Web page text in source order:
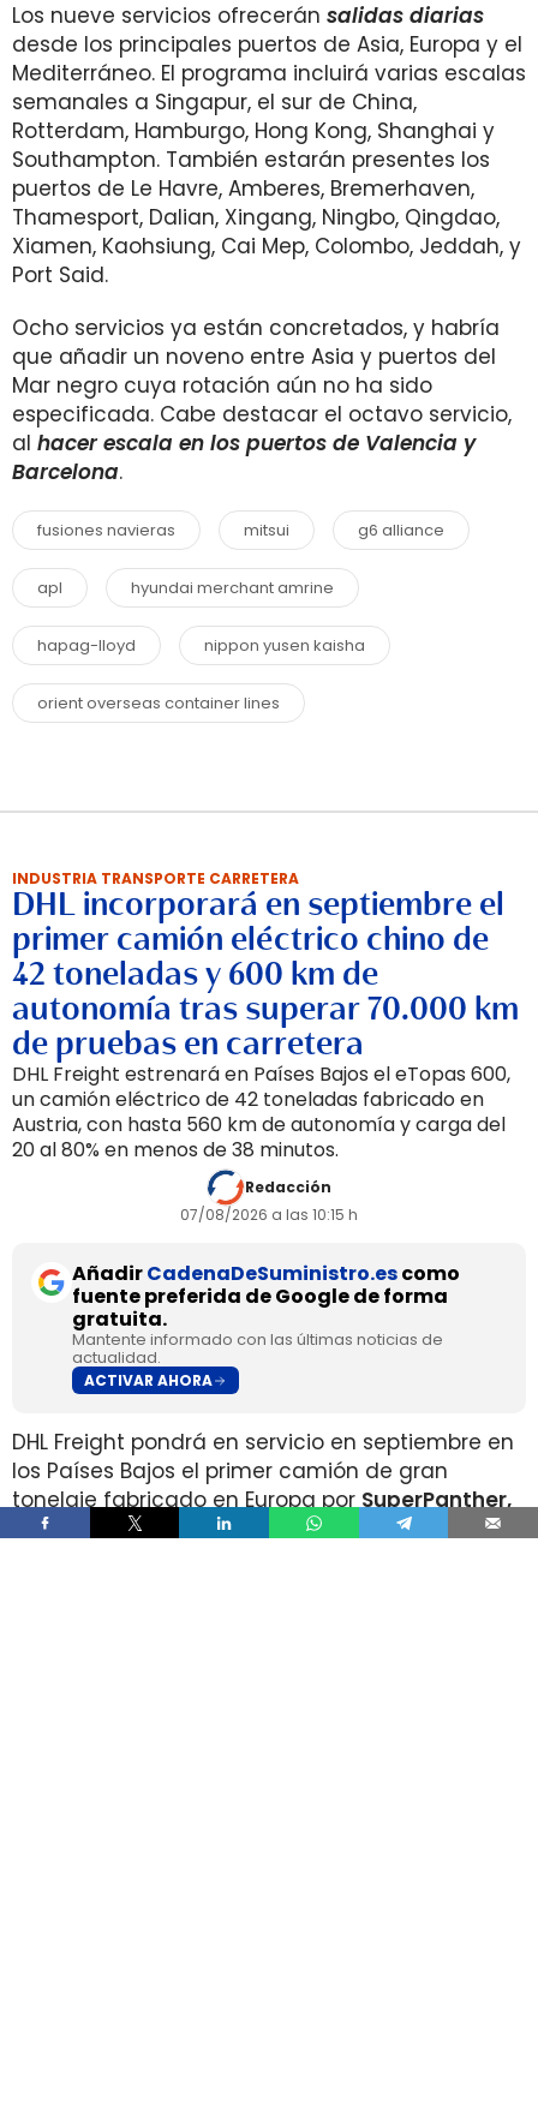
Los nueve servicios ofrecerán salidas diarias
desde los principales puertos de Asia, Europa y el
Mediterráneo. El programa incluirá varias escalas
semanales a Singapur, el sur de China,
Rotterdam, Hamburgo, Hong Kong, Shanghai y
Southampton. También estarán presentes los
puertos de Le Havre, Amberes, Bremerhaven,
Thamesport, Dalian, Xingang, Ningbo, Qingdao,
Xiamen, Kaohsiung, Cai Mep, Colombo, Jeddah, y
Port Said.
Ocho servicios ya están concretados, y habría
que añadir un noveno entre Asia y puertos del
Mar negro cuya rotación aún no ha sido
especificada. Cabe destacar el octavo servicio,
al hacer escala en los puertos de Valencia y
Barcelona.
fusiones navieras mitsui g6 alliance
apl hyundai merchant amrine
hapag-lloyd nippon yusen kaisha
orient overseas container lines
INDUSTRIA TRANSPORTE CARRETERA
DHL incorporará en septiembre el
primer camión eléctrico chino de
42 toneladas y 600 km de
autonomía tras superar 70.000 km
de pruebas en carretera
DHL Freight estrenará en Países Bajos el eTopas 600,
un camión eléctrico de 42 toneladas fabricado en
Austria, con hasta 560 km de autonomía y carga del
20 al 80% en menos de 38 minutos.
Redacción
07/08/2026 a las 10:15 h
AñadirCadenaDeSuministro.escomo
fuente preferida de Google de forma
gratuita.
Mantente informado con las últimas noticias de
actualidad.
ACTIVAR AHORA
DHL Freight pondrá en servicio en septiembre en
los Países Bajos el primer camión de gran
tonelaje fabricado en Europa porSuperPanther,
después de trasladar la unidad desde Austria